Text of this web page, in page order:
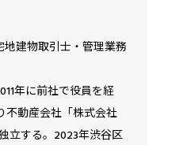
地建物取引士・管理業務
年に前社で役員を経
不動産会社「株式会社
立する。2023年渋谷区